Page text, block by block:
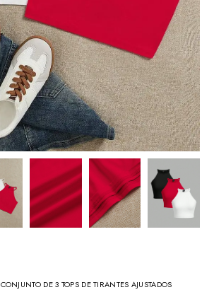
CONJUNTO DE 3 TOPS DE TIRANTES AJUSTADOS